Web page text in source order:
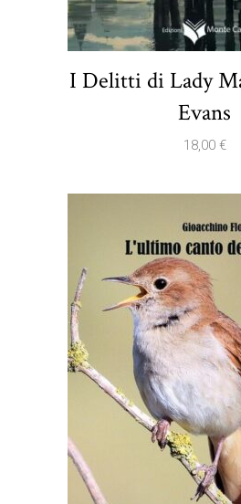
I Delitti di Lady
Evans
18,00 €